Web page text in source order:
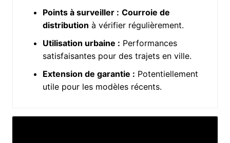
Points à surveiller : Courroie de
distribution à vérifier régulièrement.
Utilisation urbaine : Performances
satisfaisantes pour des trajets en ville.
Extension de garantie : Potentiellement
utile pour les modèles récents.